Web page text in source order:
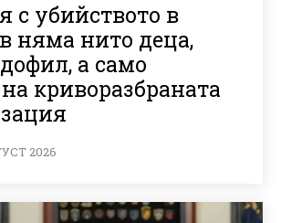
с убийството в
няма нито деца,
а само
криворазбраната
2026